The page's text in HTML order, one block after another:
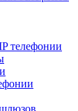
телефонии